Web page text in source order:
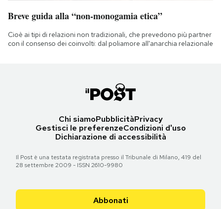
Breve guida alla “non-monogamia etica”
Cioè ai tipi di relazioni non tradizionali, che prevedono più partner
con il consenso dei coinvolti: dal poliamore all'anarchia relazionale
Chi siamoPubblicitàPrivacy
Gestisci le preferenzeCondizioni d'uso
Dichiarazione di accessibilità
Il Post è una testata registrata presso il Tribunale di Milano, 419 del
28 settembre 2009 - ISSN 2610-9980
Abbonati